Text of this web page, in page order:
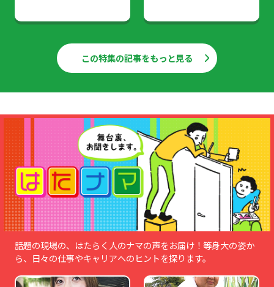
思い出の場所まで
この特集の記事をもっと見る
話題の現場の、はたらく人のナマの声をお届け！等身大の姿か
ら、日々の仕事やキャリアへのヒントを探ります。